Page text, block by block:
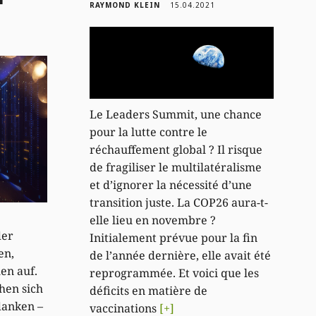
auf.
sich
–
RAYMOND KLEIN 15.04.2021
Le Leaders Summit, une chance
pour la lutte contre le
réchauffement global ? Il risque
de fragiliser le multilatéralisme
et d’ignorer la nécessité d’une
transition juste. La COP26 aura-t-
elle lieu en novembre ?
Initialement prévue pour la fin
de l’année dernière, elle avait été
reprogrammée. Et voici que les
déficits en matière de
vaccinations [+]